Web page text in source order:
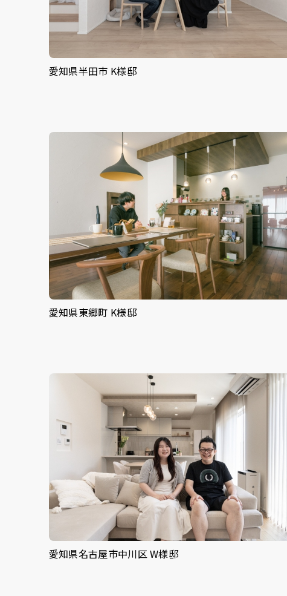
愛知県半田市 K様邸
愛知県東郷町 K様邸
愛知県名古屋市中川区 W様邸